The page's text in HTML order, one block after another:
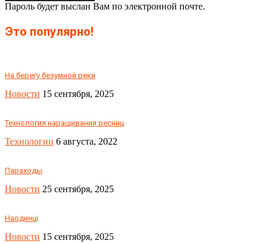
Пароль будет выслан Вам по электронной почте.
Это популярно!
На берегу безумной реки
Новости 15 сентября, 2025
Технология наращивания ресниц
Технологии 6 августа, 2022
Параходы
Новости 25 сентября, 2025
Наодинці
Новости 15 сентября, 2025